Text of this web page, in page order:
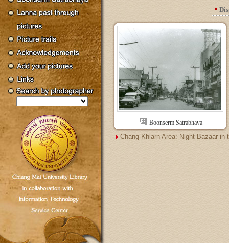
Boonserm Satrabhaya
Chang Khlarn Area: Night Bazaar in